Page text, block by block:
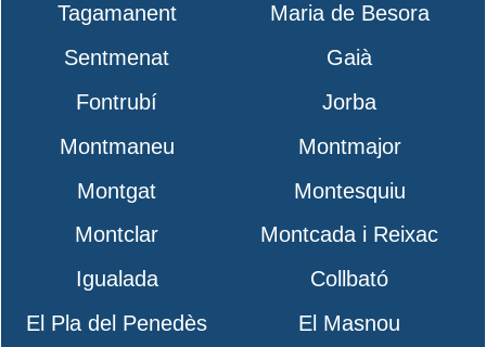
Tagamanent
Maria de Besora
Sentmenat
Gaià
Fontrubí
Jorba
Montmaneu
Montmajor
Montgat
Montesquiu
Montclar
Montcada i Reixac
Igualada
Collbató
El Pla del Penedès
El Masnou